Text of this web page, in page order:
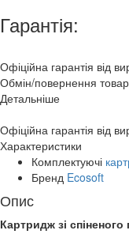
Гарантія:
Офіційна гарантія від
Обмін/повернення
Детальніше
Офіційна гарантія від
Характеристики
Комплектуючі
Бренд Ecosoft
Опис
Картридж зі